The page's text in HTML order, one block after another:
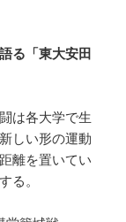
る「東大安田
は各大学で生
しい形の運動
離を置いてい
る。